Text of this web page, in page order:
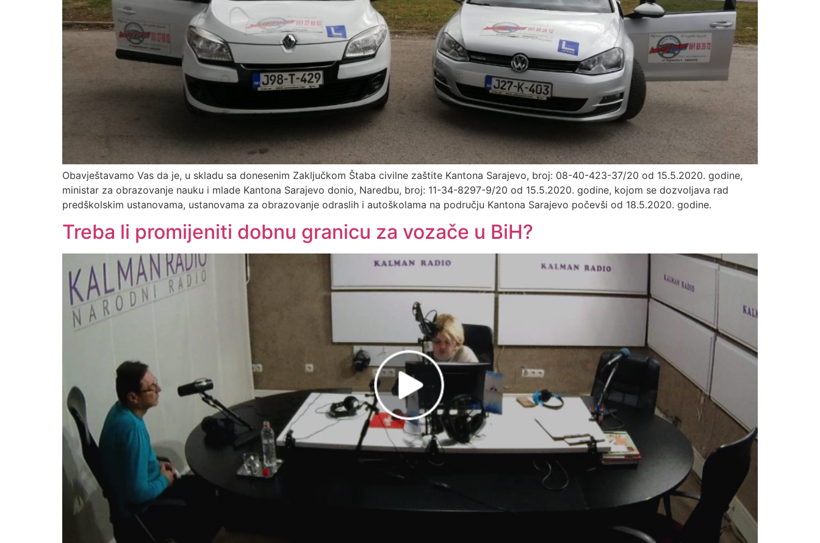
Obavještavamo Vas da je, u skladu sa donesenim Zaključkom Štaba civilne zaštite Kantona Sarajevo, broj: 08-40-423-37/20 od 15.5.2020. godine,
ministar za obrazovanje nauku i mlade Kantona Sarajevo donio, Naredbu, broj: 11-34-8297-9/20 od 15.5.2020. godine, kojom se dozvoljava rad
predškolskim ustanovama, ustanovama za obrazovanje odraslih i autoškolama na području Kantona Sarajevo počevši od 18.5.2020. godine.
Treba li promijeniti dobnu granicu za vozače u BiH?